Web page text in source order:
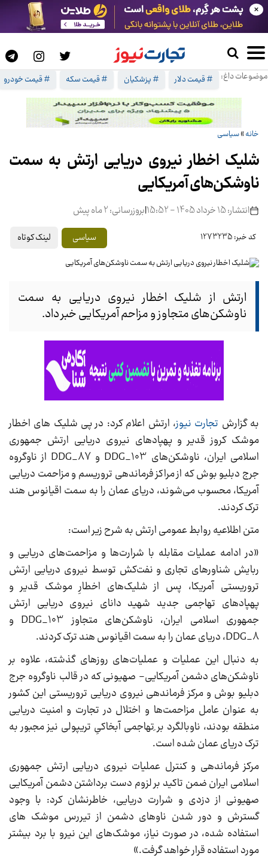
موضوعات داغ: # قیمت دلار # پزشکیان # قیمت سکه # قیمت خودرو
×
خانه»سیاسی
شلیک اخطار نیروی دریایی ارتش به سمت
ناوشکن‌های آمریکایی
انتشار: 15 خرداد 1405 - 15:52 |بروزرسانی: 2 ماه پیش
کد خبر: 1273235 سیاسی لینک کوتاه
ارتش از شلیک اخطار نیروی دریایی به سمت
ناوشکن‌های متجاوز و مزاحم آمریکایی خبر داد.
به گزارش تجارت نیوز، ارتش اعلام کرد: در پی شلیک های اخطار
موشک کروز قدیر و پهپادهای نیروی دریایی ارتش جمهوری
اسلامی ایران، ناوشکن‌های DDG_103 و DDG_87 از ناوگروه
جرج دبلیو بوش که از مراکز فرماندهی تروریسم و مزاحمت دریایی
آمریکا، محسوب می‌شوند، دریای عمان را به سمت اقیانوس هند
ترک کردند.
متن اطلاعیه روابط عمومی ارتش به شرح زیر است:
«در ادامه عملیات مقابله با شرارت‌ها و مزاحمت‌های دریایی و
ربایش شناورهای تجاری و نفت‌کش توسط نیروی دریایی ارتش
تروریستی آمریکا، پس از شلیک‌های اخطارِ موشک قدیر و
پهپادهای تهاجمی جدید شهید دانای نیروی دریایی ارتش
جمهوری اسلامی ایران، ناوشکن‌های متجاوز DDG_103 و
DDG_8، دریای عمان را به سمت اقیانوس هند ترک کردند.
به دنبال این عملیات و عملیات‌های روزهای گذشته، علاوه بر
ناوشکن‌های دشمن آمریکایی- صهیونی که در قالب ناوگروه جرج
دبلیو بوش و مرکز فرماندهی نیروی دریایی تروریستی این کشور
به عنوان عامل مزاحمت‌ها و اختلال در تجارت و امنیت دریایی
منطقه بودند، ناوبالگرد بر ِتهاجمی آبخاکیِ تریپولی نیز مجبور به
ترک دریای عمان شده است.
مرکز فرماندهی و کنترل عملیات نیروی دریایی ارتش جمهوری
اسلامی ایران ضمن تاکید بر لزوم دست برداشتن دشمن آمریکایی
صهیونی از دزدی و شرارت دریایی، خاطرنشان کرد: با وجود
گسترش و دور شدن ناوهای دشمن از تیررس موشک های
استفاده شده، در صورت نیاز، موشک‌های این نیرو با برد بیشتر
مورد استفاده قرار خواهد گرفت.»